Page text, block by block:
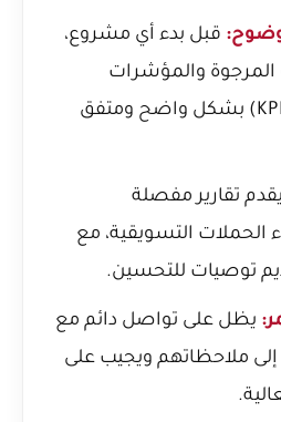
قبل بدء أي مشروع،
المرجوة والمؤشرات
الرئيسية للأداء (KPIs) بشكل واضح ومتفق
يقدم تقارير مفصلة
الحملات التسويقية، مع
توصيات للتحسين.
يظل على تواصل دائم مع
ملاحظاتهم ويجيب على